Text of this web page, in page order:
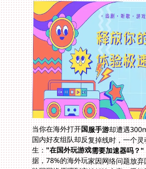
当你在海外打开国服手游却遭遇
国内好友组队却
生："在国外玩游戏需要加速器吗？"